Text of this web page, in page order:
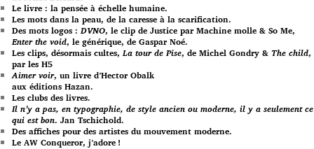
Le livre : la pensée à échelle humaine.
Les mots dans la peau, de la caresse à la scarification.
Des mots logos :DVNO, le clip de Justice par Machine molle & So Me,
Enter the void, le générique, de Gaspar Noé.
Les clips, désormais cultes,La tour de Pise, de Michel Gondry & The child,
par les H5
Aimer voir, un livre d’Hector Obalk
aux éditions Hazan.
Les clubs des livres.
Il n’y a pas, en typographie, de style ancien ou moderne, il y a seulement ce
qui est bon. Jan Tschichold.
Des affiches pour des artistes du mouvement moderne.
Le AW Conqueror, j’adore !